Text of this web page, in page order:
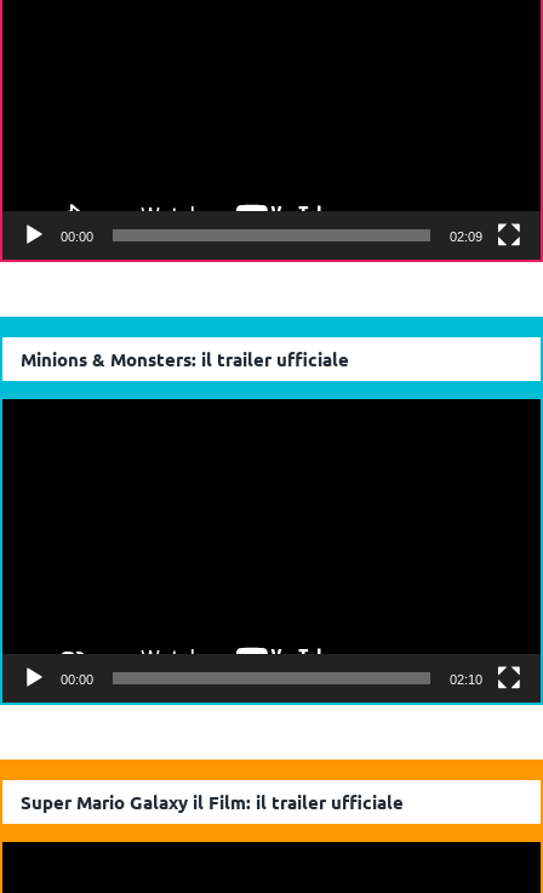
00:00 02:09
Minions & Monsters: il trailer ufficiale
00:00 02:10
Super Mario Galaxy il Film: il trailer ufficiale